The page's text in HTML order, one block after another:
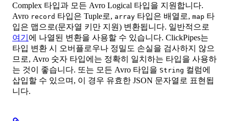
Complex 타입과 모든 Avro Logical 타입을 지원합니다.
Avro record 타입은 Tuple로, array 타입은 배열로, map 타
입은 맵으로(문자열 키만 지원) 변환됩니다. 일반적으로
여기 에 나열된 변환을 사용할 수 있습니다. ClickPipes는
타입 변환 시 오버플로우나 정밀도 손실을 검사하지 않으
므로, Avro 숫자 타입에는 정확히 일치하는 타입을 사용하
는 것이 좋습니다. 또는 모든 Avro 타입을 String 컬럼에
삽입할 수 있으며, 이 경우 유효한 JSON 문자열로 표현됩
니다.